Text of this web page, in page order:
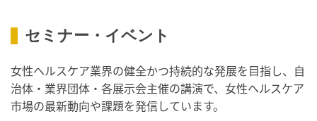
・骨盤臓器脱 克服の日
・がん征圧月間
・世界アルツハイマー月間
・健康増進普及月間
セミナー・イベント
女性ヘルスケア業界の健全かつ持続的な発展を目指し、自
治体・業界団体・各展示会主催の講演で、女性ヘルスケア
市場の最新動向や課題を発信しています。